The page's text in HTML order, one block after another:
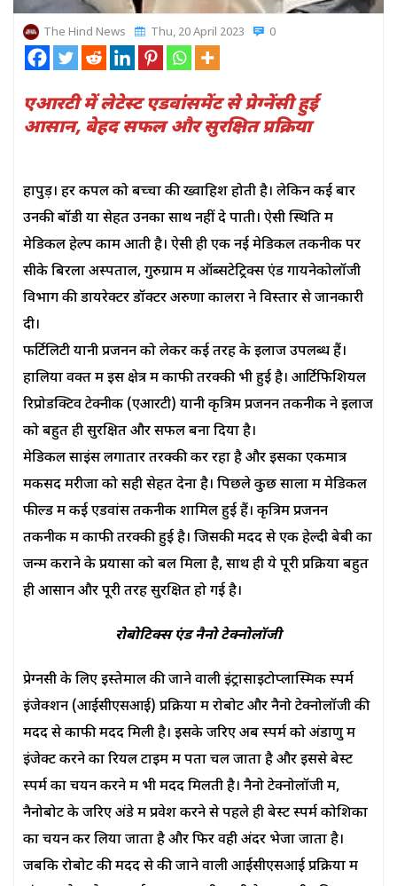
The Hind News Thu, 20 April 2023 0
एआरटी में लेटेस्ट एडवांसमेंट से प्रेग्नेंसी हुई
आसान, बेहद सफल और सुरक्षित प्रक्रिया
हापुड़। हर कपल को बच्चों की ख्वाहिश होती है। लेकिन कई बार
उनकी बॉडी या सेहत उनका साथ नहीं दे पाती। ऐसी स्थिति में
मेडिकल हेल्प काम आती है। ऐसी ही एक नई मेडिकल तकनीक पर
सीके बिरला अस्पताल, गुरुग्राम में ऑब्सटेट्रिक्स एंड गायनेकोलॉजी
विभाग की डायरेक्टर डॉक्टर अरुणा कालरा ने विस्तार से जानकारी
दी।
फर्टिलिटी यानी प्रजनन को लेकर कई तरह के इलाज उपलब्ध हैं।
हालिया वक्त में इस क्षेत्र में काफी तरक्की भी हुई है। आर्टिफिशियल
रिप्रोडक्टिव टेक्नीक (एआरटी) यानी कृत्रिम प्रजनन तकनीक ने इलाज
को बहुत ही सुरक्षित और सफल बना दिया है।
मेडिकल साइंस लगातार तरक्की कर रहा है और इसका एकमात्र
मकसद मरीजों को सही सेहत देना है। पिछले कुछ सालों में मेडिकल
फील्ड में कई एडवांस तकनीक शामिल हुई हैं। कृत्रिम प्रजनन
तकनीक में काफी तरक्की हुई है। जिसकी मदद से एक हेल्दी बेबी का
जन्म कराने के प्रयासों को बल मिला है, साथ ही ये पूरी प्रक्रिया बहुत
ही आसान और पूरी तरह सुरक्षित हो गई है।
रोबोटिक्स एंड नैनो टेक्नोलॉजी
प्रेग्नेंसी के लिए इस्तेमाल की जाने वाली इंट्रासाइटोप्लास्मिक स्पर्म
इंजेक्शन (आईसीएसआई) प्रक्रिया में रोबोट और नैनो टेक्नोलॉजी की
मदद से काफी मदद मिली है। इसके जरिए अब स्पर्म को अंडाणु में
इंजेक्ट करने का रियल टाइम में पता चल जाता है और इससे बेस्ट
स्पर्म का चयन करने में भी मदद मिलती है। नैनो टेक्नोलॉजी में,
नैनोबोट के जरिए अंडे में प्रवेश करने से पहले ही बेस्ट स्पर्म कोशिका
का चयन कर लिया जाता है और फिर वही अंदर भेजा जाता है।
जबकि रोबोट की मदद से की जाने वाली आईसीएसआई प्रक्रिया में